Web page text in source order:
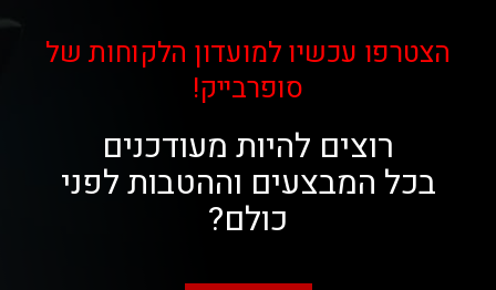
הצטרפו עכשיו למועדון הלקוחות של
סופרבייק!
רוצים להיות מעודכנים
בכל המבצעים וההטבות לפני
כולם?